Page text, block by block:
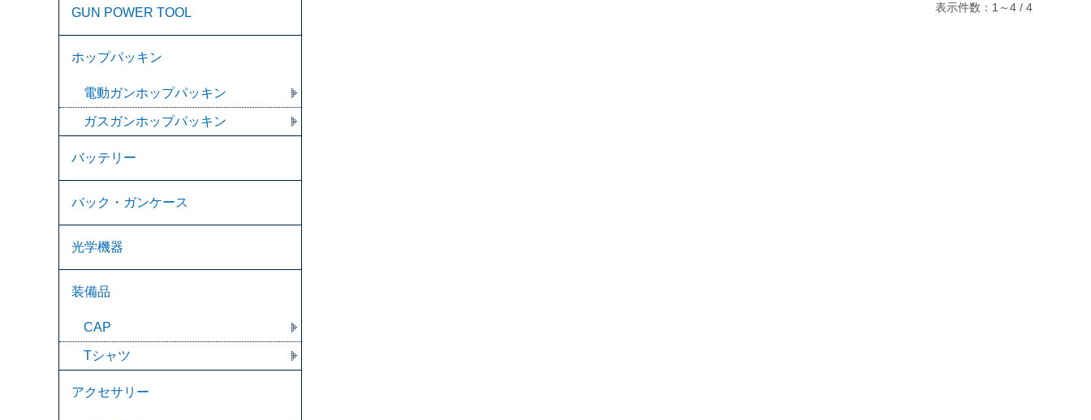
表示件数：1～4 / 4
GUN POWER TOOL
ホップパッキン
電動ガンホップパッキン
ガスガンホップパッキン
バッテリー
バック・ガンケース
光学機器
装備品
CAP
Tシャツ
アクセサリー